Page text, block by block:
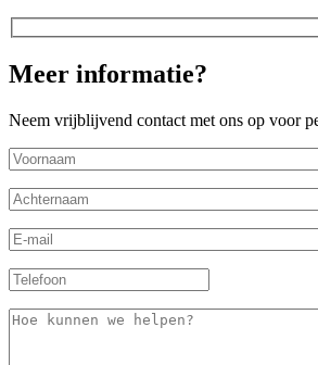
Meer informatie?
Neem vrijblijvend contact met ons op voor